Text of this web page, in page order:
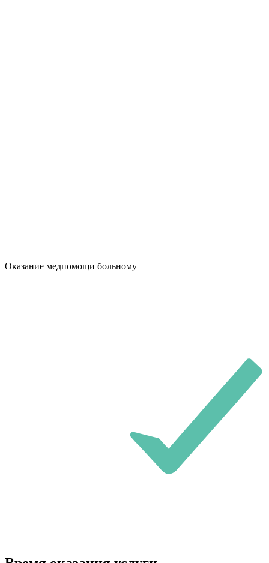
Оказание медпомощи больному